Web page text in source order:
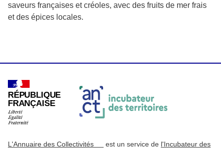
saveurs françaises et créoles, avec des fruits de mer frais
et des épices locales.
RÉPUBLIQUE
FRANÇAISE
L'Annuaire des Collectivités est un service de l'Incubateur des